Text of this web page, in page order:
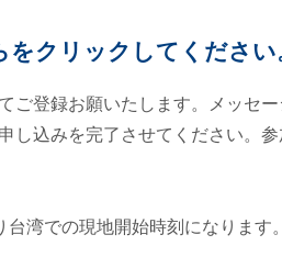
クリックしてください
ご登録お願いたします。メッセ
し込みを完了させてください。
湾での現地開始時刻になりま